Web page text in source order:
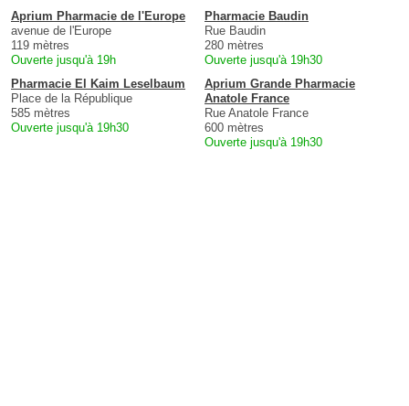
Aprium Pharmacie de l'Europe
avenue de l'Europe
119 mètres
Ouverte jusqu'à 19h
Pharmacie Baudin
Rue Baudin
280 mètres
Ouverte jusqu'à 19h30
Pharmacie El Kaim Leselbaum
Place de la République
585 mètres
Ouverte jusqu'à 19h30
Aprium Grande Pharmacie
Anatole France
Rue Anatole France
600 mètres
Ouverte jusqu'à 19h30